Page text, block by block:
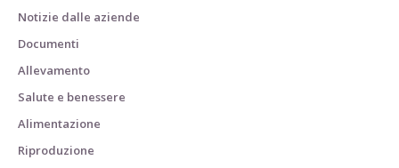
Notizie dalle aziende
Documenti
Allevamento
Salute e benessere
Alimentazione
Riproduzione